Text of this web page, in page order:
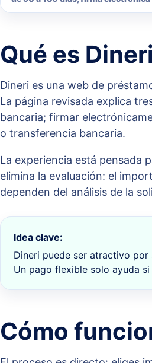
Qué es Dineri
Dineri es una web de
La página revisada explica
bancaria; firmar
o transferencia bancaria.
La experiencia está pensada
elimina la evaluación: el
dependen del análisis de la
Idea clave:
Dineri puede ser atractivo
Un pago flexible solo ayuda
Cómo